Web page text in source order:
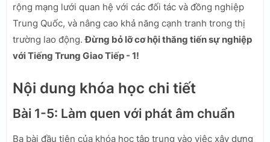
rộng mạng lưới quan hệ với các đối tác và đồng nghiệp
Trung Quốc, và nâng cao khả năng cạnh tranh trong thị
trường lao động.Đừng bỏ lỡ cơ hội thăng tiến sự nghiệp
với Tiếng Trung Giao Tiếp - 1!
Nội dung khóa học chi tiết
Bài 1-5: Làm quen với phát âm chuẩn
Ba bài đầu tiên của khóa học tập trung vào việc xây dựng